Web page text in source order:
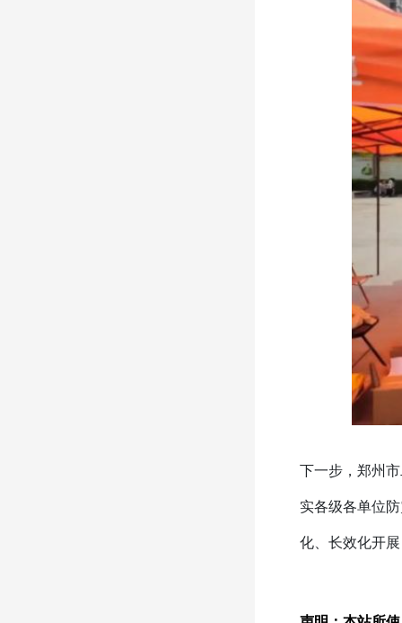
下一步，郑州
实各级各单位
化、长效化开